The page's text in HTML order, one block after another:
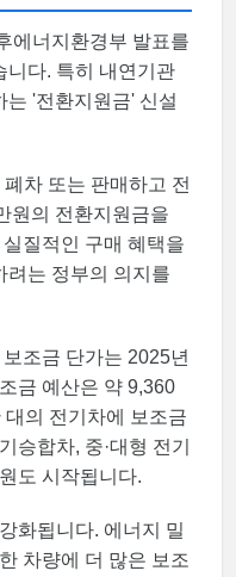
에너지환경부 발표를
니다. 특히 내연기관
는 '전환지원금' 신설
차 또는 판매하고 전
원의 전환지원금을
질적인 구매 혜택을
려는 정부의 의지를
조금 단가는 2025년
금 예산은 약 9,360
의 전기차에 보조금
승합차, 중·대형 전기
도 시작됩니다.
화됩니다. 에너지 밀
차량에 더 많은 보조